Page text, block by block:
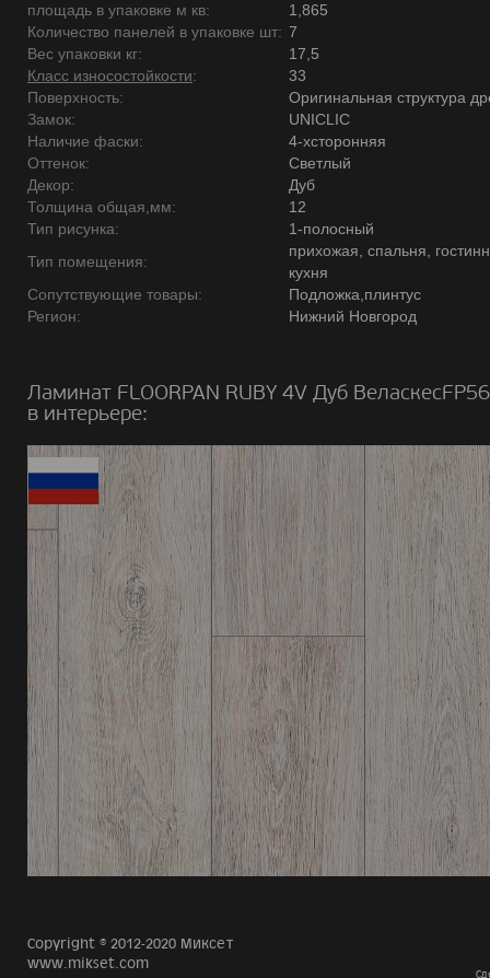
площадь в упаковке м кв:
1,865
Количество панелей в упаковке шт: 7
Вес упаковки кг:
17,5
Класс износостойкости:
33
Поверхность:
Оригинальная структура
Замок:
UNICLIC
Наличие фаски:
4-хсторонняя
Оттенок:
Светлый
Декор:
Дуб
Толщина общая,мм:
12
Тип рисунка:
1-полосный
Тип помещения:
прихожая, спальня,
кухня
Сопутствующие товары:
Подложка,плинтус
Регион:
Нижний Новгород
Ламинат FLOORPAN RUBY 4V Дуб
в интерьере:
Copyright © 2012-2020 Миксет
www.mikset.com